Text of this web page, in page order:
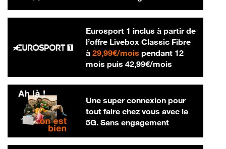
Eurosport 1 inclus à partir de
l’offre Livebox Classic Fibre
à 29,99€/mois29,99 € par mois
pendant 12
mois puis 42,99€/mois42,99 € par
Une super connexion pour
tout faire chez vous avec la
5G. Sans engagement